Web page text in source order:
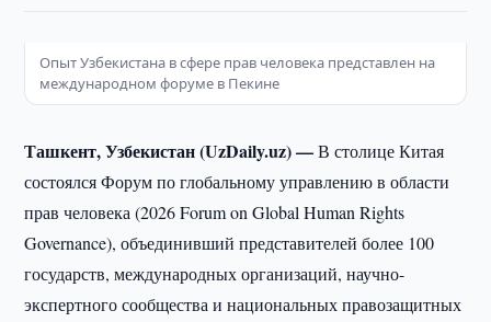
Опыт Узбекистана в сфере прав человека представлен на
международном форуме в Пекине
Ташкент, Узбекистан (UzDaily.uz) —В столице Китая
состоялся Форум по глобальному управлению в области
прав человека (2026 Forum on Global Human Rights
Governance), объединивший представителей более 100
государств, международных организаций, научно-
экспертного сообщества и национальных правозащитных